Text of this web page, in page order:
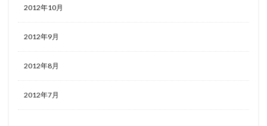
2012年10月
2012年9月
2012年8月
2012年7月